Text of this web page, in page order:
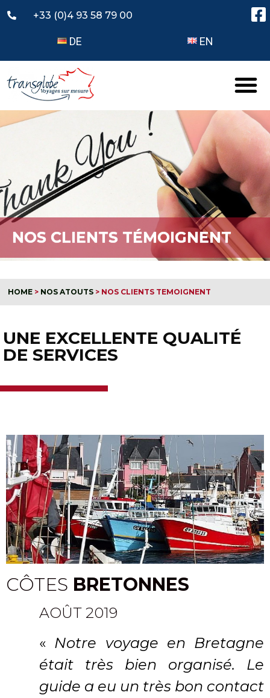
+33 (0)4 93 58 79 00
DE EN
NOS CLIENTS TÉMOIGNENT
HOME > NOS ATOUTS > NOS CLIENTS TEMOIGNENT
UNE EXCELLENTE QUALITÉ
DE SERVICES
CÔTES BRETONNES
AOÛT 2019
« Notre voyage en Bretagne
était très bien organisé. Le
guide a eu un très bon contact